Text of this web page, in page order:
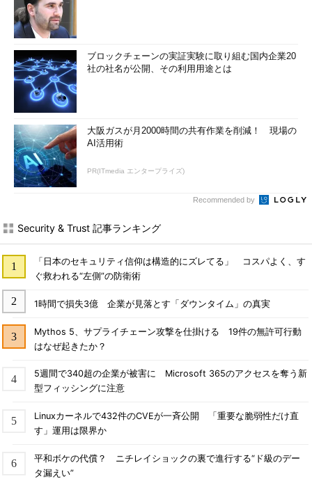
ブロックチェーンの実証実験に取り組む国内企業20
社の社名が公開、その利用用途とは
大阪ガスが月2000時間の共有作業を削減！ 現場の
AI活用術
PR(ITmedia エンタープライズ)
Recommended by
Security & Trust 記事ランキング
「日本のセキュリティ信仰は構造的にズレてる」 コスパよく、す
ぐ救われる“左側”の防衛術
1時間で損失3億 企業が見落とす「ダウンタイム」の真実
Mythos 5、サプライチェーン攻撃を仕掛ける 19件の無許可行動
はなぜ起きたか？
5週間で340超の企業が被害に Microsoft 365のアクセスを奪う新
型フィッシングに注意
Linuxカーネルで432件のCVEが一斉公開 「重要な脆弱性だけ直
す」運用は限界か
平和ボケの代償？ ニチレイショックの裏で進行する“ド級のデー
タ漏えい”